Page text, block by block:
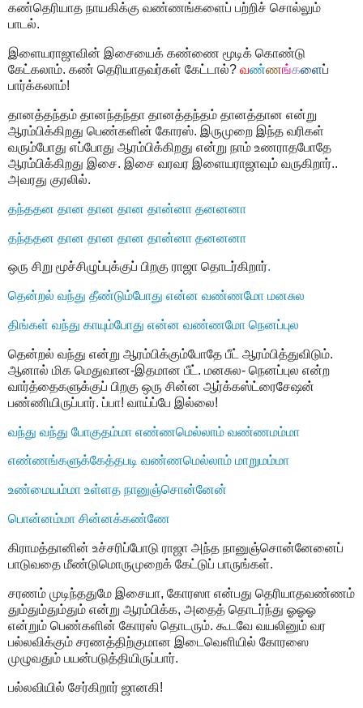
கண்தெரியாத நாயகிக்கு வண்ணங்களைப் பற்றிச் சொல்லும்
பாடல்.
இளையராஜாவின் இசையைக் கண்ணை மூடிக் கொண்டு
கேட்கலாம். கண் தெரியாதவர்கள் கேட்டால்? வண்ணங்களைப்
பார்க்கலாம்!
தானத்தந்தம் தானந்தந்தா தானத்தந்தம் தானத்தான என்று
ஆரம்பிக்கிறது பெண்களின் கோரஸ். இருமுறை இந்த வரிகள்
வரும்போது எப்போது ஆரம்பிக்கிறது என்று நாம் உணராதபோதே
ஆரம்பிக்கிறது இசை. இசை வரவர இளையராஜாவும் வருகிறார்..
அவரது குரலில்.
தந்ததன தான தான தான தான்னா தனனனா
தந்ததன தான தான தான தான்னா தனனனா
ஒரு சிறு மூச்சிழுப்புக்குப் பிறகு ராஜா தொடர்கிறார்.
தென்றல் வந்து தீண்டும்போது என்ன வண்ணமோ மனசுல
திங்கள் வந்து காயும்போது என்ன வண்ணமோ நெனப்புல
தென்றல் வந்து என்று ஆரம்பிக்கும்போதே பீட் ஆரம்பித்துவிடும்.
ஆனால் மிக மெதுவான-இதமான பீட். மனசுல- நெனப்புல என்ற
வார்த்தைகளுக்குப் பிறகு ஒரு சின்ன ஆர்க்கஸ்ட்ரைசேஷன்
பண்ணியிருப்பார். ப்பா! வாய்ப்பே இல்லை!
வந்து வந்து போகுதம்மா எண்ணமெல்லாம் வண்ணமம்மா
எண்ணங்களுக்கேத்தபடி வண்ணமெல்லாம் மாறுமம்மா
உண்மையம்மா உள்ளத நானுஞ்சொன்னேன்
பொன்னம்மா சின்னக்கண்ணே
கிராமத்தானின் உச்சரிப்போடு ராஜா அந்த நானுஞ்சொன்னேனைப்
பாடுவதை மீண்டுமொருமுறைக் கேட்டுப் பாருங்கள்.
சரணம் முடிந்ததுமே இசையா, கோரஸா என்பது தெரியாதவண்ணம்
தும்தும்தும்தும் என்று ஆரம்பிக்க, அதைத் தொடர்ந்து ஓஓஓ
என்றும் பெண்களின் கோரஸ் தொடரும். கூடவே வயலினும் வர
பல்லவிக்கும் சரணத்திற்குமான இடைவெளியில் கோரஸை
முழுவதும் பயன்படுத்தியிருப்பார்.
பல்லவியில் சேர்கிறார் ஜானகி!